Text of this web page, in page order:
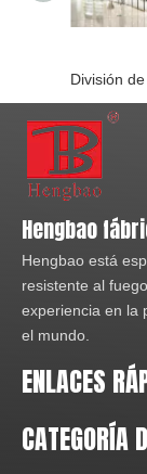
Hengbao
Hengbao está
resistente al
experiencia en la
el mundo.
ENLACES
CATEGORÍA